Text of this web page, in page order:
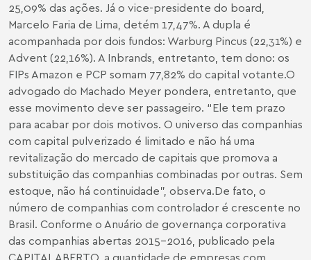
25,09% das ações. Já o vice-presidente do board,
Marcelo Faria de Lima, detém 17,47%. A dupla é
acompanhada por dois fundos: Warburg Pincus (22,31%) e
Advent (22,16%). A Inbrands, entretanto, tem dono: os
FIPs Amazon e PCP somam 77,82% do capital votante.O
advogado do Machado Meyer pondera, entretanto, que
esse movimento deve ser passageiro. “Ele tem prazo
para acabar por dois motivos. O universo das companhias
com capital pulverizado é limitado e não há uma
revitalização do mercado de capitais que promova a
substituição das companhias combinadas por outras. Sem
estoque, não há continuidade”, observa.De fato, o
número de companhias com controlador é crescente no
Brasil. Conforme o Anuário de governança corporativa
das companhias abertas 2015-2016, publicado pela
CAPITAL ABERTO, a quantidade de empresas com